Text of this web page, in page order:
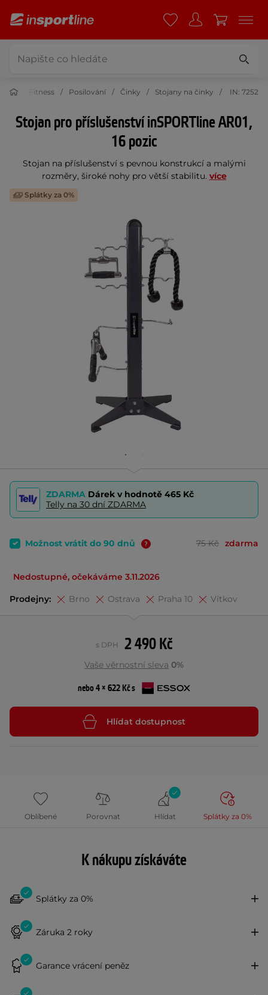
Fitness Posilování Činky Stojany na činky IN: 7252
Stojan pro příslušenství inSPORTline AR01,
16 pozic
Stojan na příslušenství s pevnou konstrukcí a malými
rozměry, široké nohy pro větší stabilitu. více
Splátky za 0%
ZDARMA Dárek v hodnotě 465 Kč
Telly na 30 dní ZDARMA
Možnost vrátit do 90 dnů 75 Kč zdarma
Nedostupné, očekáváme 3.11.2026
Prodejny: Brno Ostrava Praha 10 Vítkov
2 490 Kč
s DPH
Vaše věrnostní sleva 0%
nebo 4 × 622 Kč s
Hlídat dostupnost
Oblíbené Porovnat Hlídat Splátky za 0%
K nákupu získáváte
Splátky za 0%
Záruka 2 roky
Garance vrácení peněz